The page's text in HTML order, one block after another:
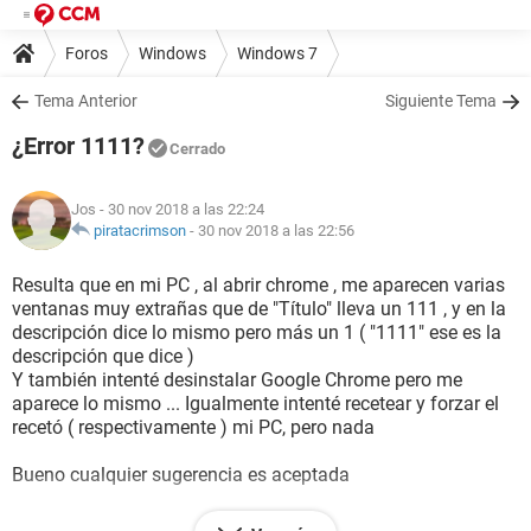
Foros Windows Windows 7
Tema Anterior Siguiente Tema
¿Error 1111? Cerrado
Jos - 30 nov 2018 a las 22:24
piratacrimson - 30 nov 2018 a las 22:56
Resulta que en mi PC , al abrir chrome , me aparecen varias
ventanas muy extrañas que de "Título" lleva un 111 , y en la
descripción dice lo mismo pero más un 1 ( "1111" ese es la
descripción que dice )
Y también intenté desinstalar Google Chrome pero me
aparece lo mismo ... Igualmente intenté recetear y forzar el
recetó ( respectivamente ) mi PC, pero nada
Bueno cualquier sugerencia es aceptada